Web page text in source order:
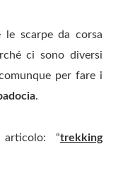
le scarpe da corsa
ci sono diversi
per fare i
.
“trekking